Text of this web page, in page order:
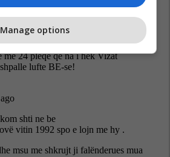
Manage options